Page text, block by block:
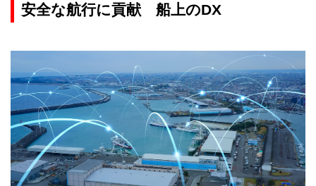
安全な航行に貢献 船上のDX